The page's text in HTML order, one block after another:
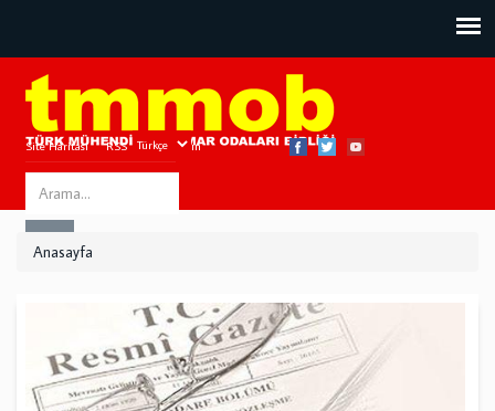
Site Haritası RSS Bize Ulaşın
Search
this
Anasayfa